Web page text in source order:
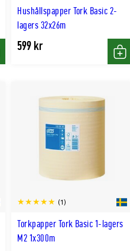
Hushållspapper Tork Basic 2-
lagers 32x26m
599 kr
Köp
Torkpapper Tork Basic 1-lagers
M2 1x300m
(1)